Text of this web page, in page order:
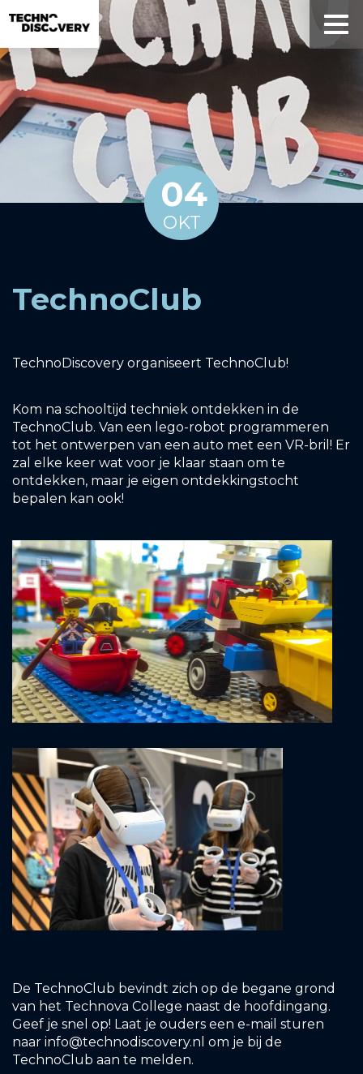
04
OKT
TechnoClub
TechnoDiscovery organiseert TechnoClub!
Kom na schooltijd techniek ontdekken in de
TechnoClub. Van een lego-robot programmeren
tot het ontwerpen van een auto met een VR-bril! Er
zal elke keer wat voor je klaar staan om te
ontdekken, maar je eigen ontdekkingstocht
bepalen kan ook!
De TechnoClub bevindt zich op de begane grond
van het Technova College naast de hoofdingang.
Geef je snel op! Laat je ouders een e-mail sturen
naar info@technodiscovery.nl om je bij de
TechnoClub aan te melden.